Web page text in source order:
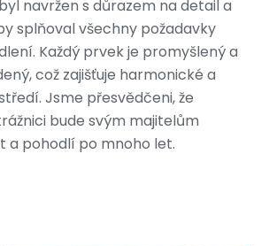
navržen s důrazem na detail a
splňoval všechny požadavky
Každý prvek je promyšlený a
což zajišťuje harmonické a
Jsme přesvědčeni, že
bude svým majitelům
a pohodlí po mnoho let.